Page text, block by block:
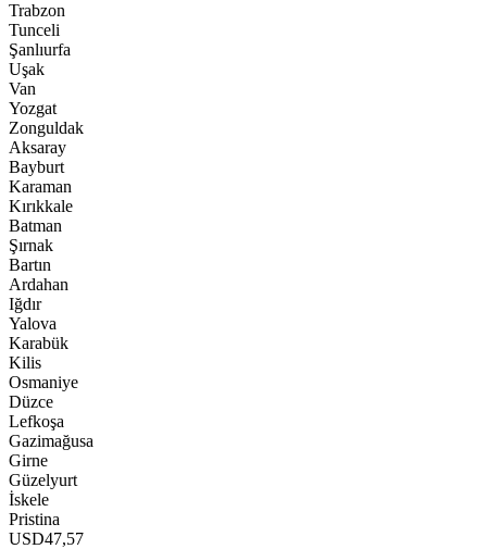
Trabzon
Tunceli
Şanlıurfa
Uşak
Van
Yozgat
Zonguldak
Aksaray
Bayburt
Karaman
Kırıkkale
Batman
Şırnak
Bartın
Ardahan
Iğdır
Yalova
Karabük
Kilis
Osmaniye
Düzce
Lefkoşa
Gazimağusa
Girne
Güzelyurt
İskele
Pristina
USD47,57